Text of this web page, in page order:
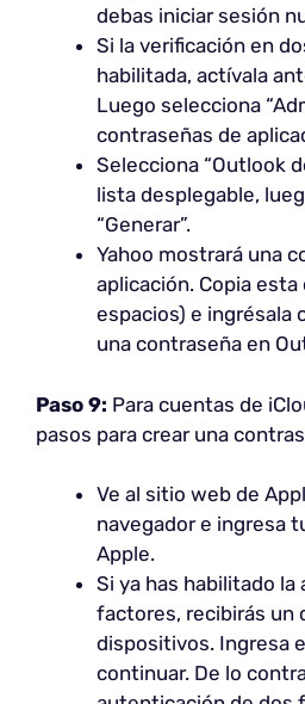
debas iniciar sesión
Si la verificación en
habilitada, actívala
Luego selecciona
contraseñas de
Selecciona “Outlook
lista desplegable,
“Generar”.
Yahoo mostrará una
aplicación. Copia
espacios) e ingrésala
una contraseña en
Paso 9: Para cuentas de
pasos para crear una
Ve al sitio web de
navegador e ingresa
Apple.
Si ya has habilitado
factores, recibirás un
dispositivos. Ingresa
continuar. De lo